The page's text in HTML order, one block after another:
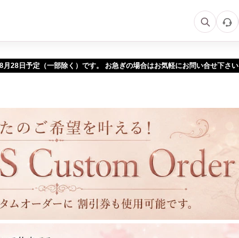
予定（一部除く）です。 お急ぎの場合はお気軽にお問い合せ下さい